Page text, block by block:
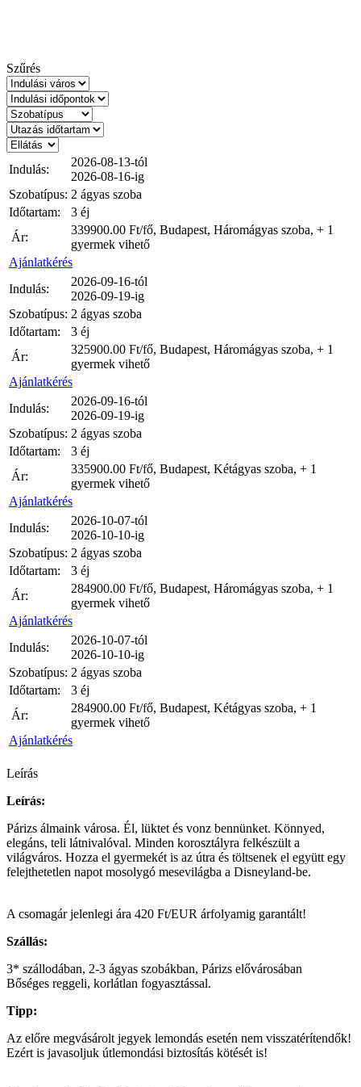
Szűrés
Indulás:
2026-08-13-tól
2026-08-16-ig
Szobatípus: 2 ágyas szoba
Időtartam:
3 éj
Ár:
339900.00 Ft/fő, Budapest, Háromágyas szoba, + 1
gyermek vihető
Ajánlatkérés
Indulás:
2026-09-16-tól
2026-09-19-ig
Szobatípus: 2 ágyas szoba
Időtartam:
3 éj
Ár:
325900.00 Ft/fő, Budapest, Háromágyas szoba, + 1
gyermek vihető
Ajánlatkérés
Indulás:
2026-09-16-tól
2026-09-19-ig
Szobatípus: 2 ágyas szoba
Időtartam:
3 éj
Ár:
335900.00 Ft/fő, Budapest, Kétágyas szoba, + 1
gyermek vihető
Ajánlatkérés
Indulás:
2026-10-07-tól
2026-10-10-ig
Szobatípus: 2 ágyas szoba
Időtartam:
3 éj
Ár:
284900.00 Ft/fő, Budapest, Háromágyas szoba, + 1
gyermek vihető
Ajánlatkérés
Indulás:
2026-10-07-tól
2026-10-10-ig
Szobatípus: 2 ágyas szoba
Időtartam:
3 éj
Ár:
284900.00 Ft/fő, Budapest, Kétágyas szoba, + 1
gyermek vihető
Ajánlatkérés
Leírás
Leírás:
Párizs álmaink városa. Él, lüktet és vonz bennünket. Könnyed,
elegáns, teli látnivalóval. Minden korosztályra felkészült a
világváros. Hozza el gyermekét is az útra és töltsenek el együtt egy
felejthetetlen napot mosolygó mesevilágba a Disneyland-be.
A csomagár jelenlegi ára 420 Ft/EUR árfolyamig garantált!
Szállás:
3* szállodában, 2-3 ágyas szobákban, Párizs elővárosában
Bőséges reggeli, korlátlan fogyasztással.
Tipp:
Az előre megvásárolt jegyek lemondás esetén nem visszatérítendők!
Ezért is javasoljuk útlemondási biztosítás kötését is!